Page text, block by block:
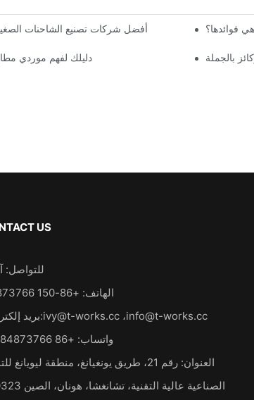
أفضل شركات تصنيع الشاحنات فوائدها؟
دليلك لفهم موردي بالجملة
US
للتواصل:
الهاتف: +86-150 84873766
بريد إلكتروني:ivy@t-works.cc،info@t-works.cc
واتساب: +86 15084873766
العنوان: رقم 21، طريق يونغيانغ، منطقة ليويانغ
الصناعية عالية التقنية، تشانغشا، هونان، الصين 410323